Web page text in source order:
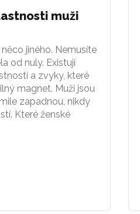
muži
jiného. Nemusíte
od nuly. Existují
a zvyky, které
magnet. Muži jsou
zapadnou, nikdy
Které ženské